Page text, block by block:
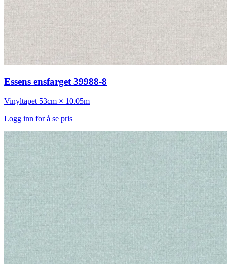
Essens ensfarget 39988-8
Vinyltapet 53cm × 10.05m
Logg inn for å se pris